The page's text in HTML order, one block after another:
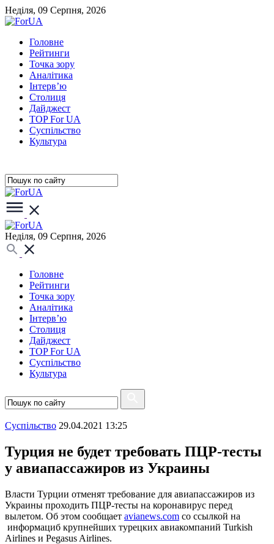
Неділя, 09 Серпня, 2026
Головне
Рейтинги
Точка зору
Аналітика
Інтерв’ю
Столиця
Дайджест
TOP For UA
Суспiльство
Культура
Неділя, 09 Серпня, 2026
Головне
Рейтинги
Точка зору
Аналітика
Інтерв’ю
Столиця
Дайджест
TOP For UA
Суспiльство
Культура
Суспiльство 29.04.2021 13:25
Турция не будет требовать ПЦР-тесты
у авиапассажиров из Украины
Власти Турции отменят требование для авиапассажиров из
Украины проходить ПЦР-тесты на коронавирус перед
вылетом. Об этом сообщает avianews.com со ссылкой на
информациб крупнейших турецких авиакомпаний Turkish
Airlines и Pegasus Airlines.